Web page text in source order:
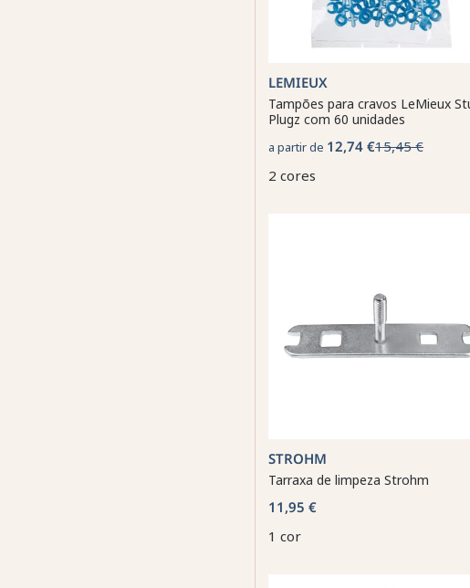
LEMIEUX
Tampões para cravos LeMieux
Plugz com 60 unidades
a partir de 12,74 €15,45 €
2 cores
STROHM
Tarraxa de limpeza Strohm
11,95 €
1 cor